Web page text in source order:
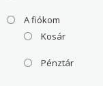
A fiókom
Kosár
Pénztár